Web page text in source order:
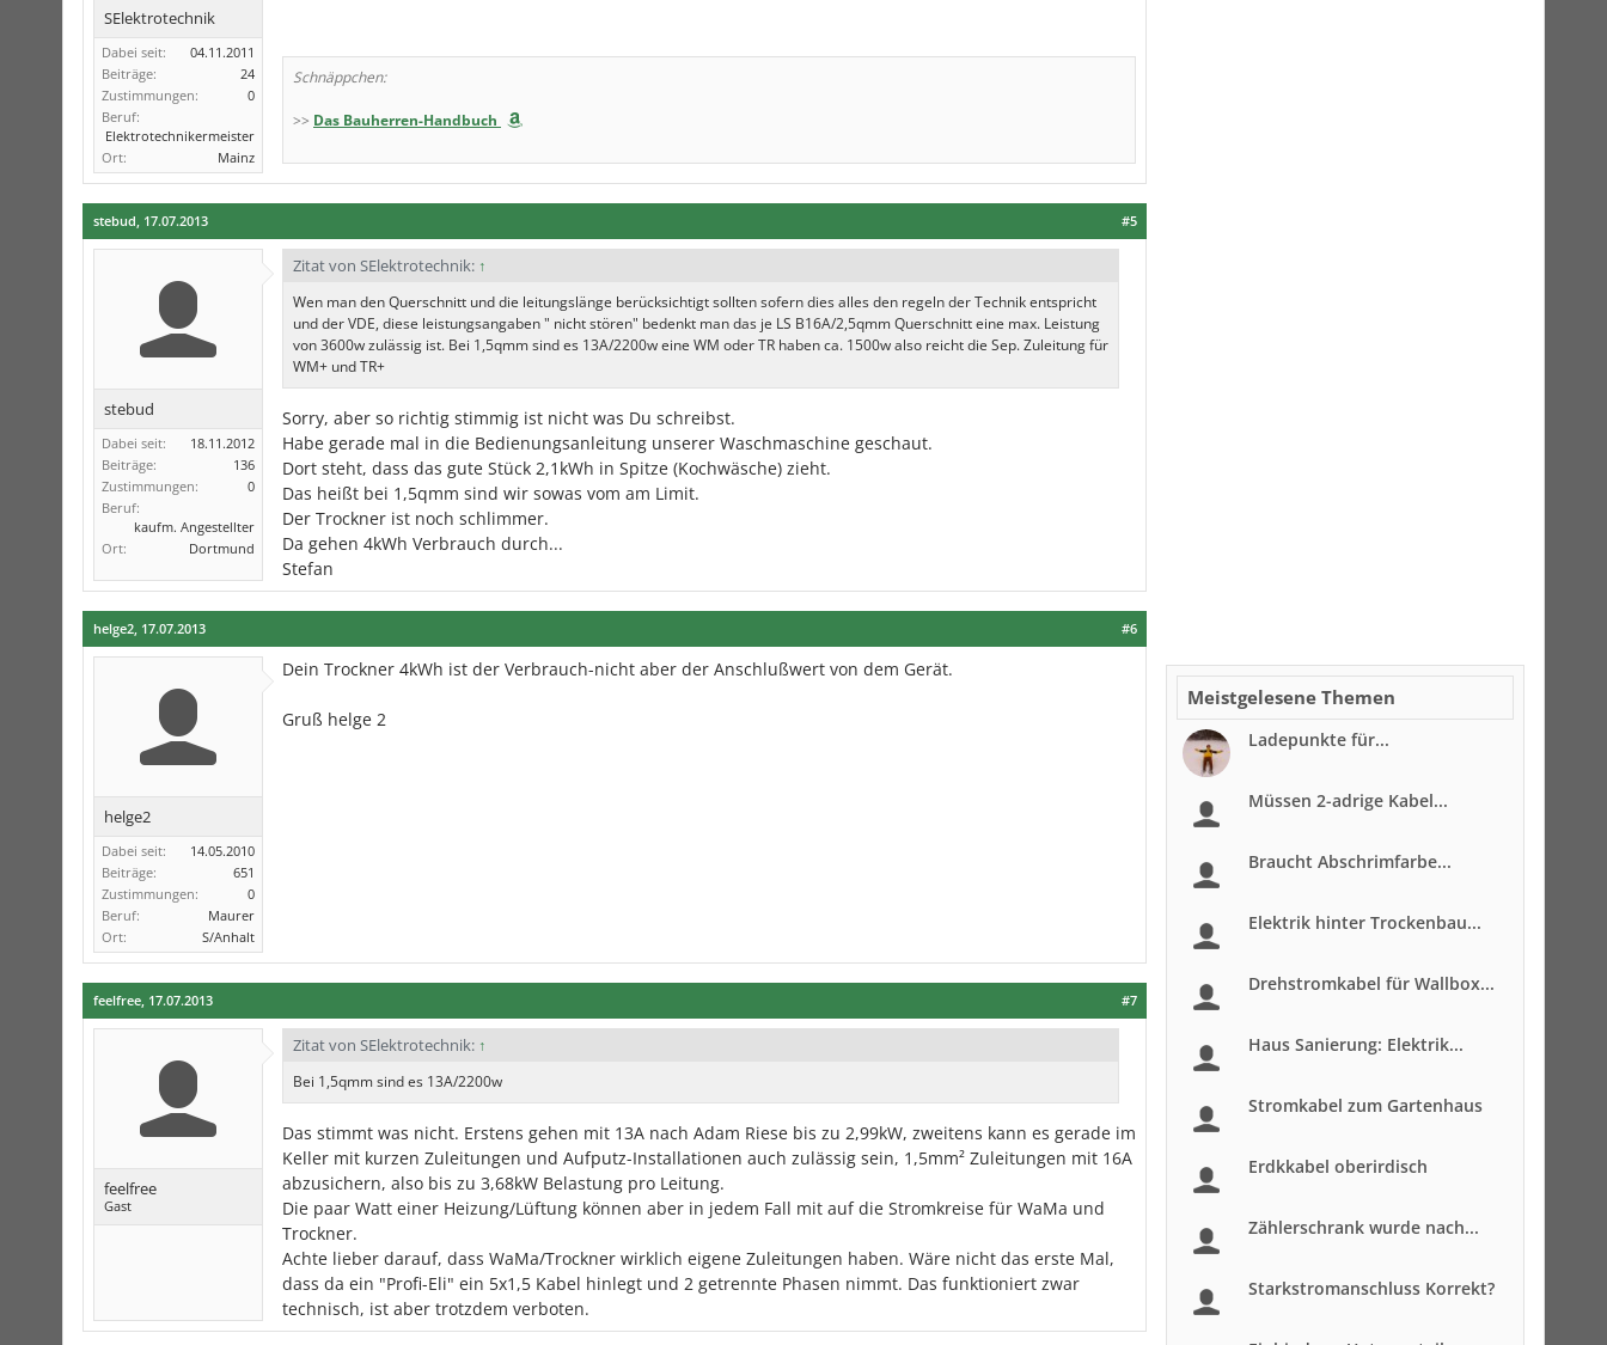
SElektrotechnik
Dabei seit:
04.11.2011
Beiträge:
24
Zustimmungen:
0
Beruf:
Elektrotechnikermeister
Ort:
Mainz
Schnäppchen:
>> Das Bauherren-Handbuch
#5
stebud, 17.07.2013
stebud
Dabei seit:
18.11.2012
Beiträge:
136
Zustimmungen:
0
Beruf:
kaufm. Angestellter
Ort:
Dortmund
Zitat von SElektrotechnik: ↑
Wen man den Querschnitt und die leitungslänge berücksichtigt sollten sofern dies alles den regeln der Technik entspricht
und der VDE, diese leistungsangaben " nicht stören" bedenkt man das je LS B16A/2,5qmm Querschnitt eine max. Leistung
von 3600w zulässig ist. Bei 1,5qmm sind es 13A/2200w eine WM oder TR haben ca. 1500w also reicht die Sep. Zuleitung für
WM+ und TR+
Sorry, aber so richtig stimmig ist nicht was Du schreibst.
Habe gerade mal in die Bedienungsanleitung unserer Waschmaschine geschaut.
Dort steht, dass das gute Stück 2,1kWh in Spitze (Kochwäsche) zieht.
Das heißt bei 1,5qmm sind wir sowas vom am Limit.
Der Trockner ist noch schlimmer.
Da gehen 4kWh Verbrauch durch...
Stefan
#6
helge2, 17.07.2013
helge2
Dabei seit:
14.05.2010
Beiträge:
651
Zustimmungen:
0
Beruf:
Maurer
Ort:
S/Anhalt
Dein Trockner 4kWh ist der Verbrauch-nicht aber der Anschlußwert von dem Gerät.
Gruß helge 2
#7
feelfree, 17.07.2013
feelfree
Gast
Zitat von SElektrotechnik: ↑
Bei 1,5qmm sind es 13A/2200w
Das stimmt was nicht. Erstens gehen mit 13A nach Adam Riese bis zu 2,99kW, zweitens kann es gerade im
Keller mit kurzen Zuleitungen und Aufputz-Installationen auch zulässig sein, 1,5mm² Zuleitungen mit 16A
abzusichern, also bis zu 3,68kW Belastung pro Leitung.
Die paar Watt einer Heizung/Lüftung können aber in jedem Fall mit auf die Stromkreise für WaMa und
Trockner.
Achte lieber darauf, dass WaMa/Trockner wirklich eigene Zuleitungen haben. Wäre nicht das erste Mal,
dass da ein "Profi-Eli" ein 5x1,5 Kabel hinlegt und 2 getrennte Phasen nimmt. Das funktioniert zwar
technisch, ist aber trotzdem verboten.
Meistgelesene Themen
Ladepunkte für...
Müssen 2-adrige Kabel...
Braucht Abschrimfarbe...
Elektrik hinter Trockenbau...
Drehstromkabel für Wallbox...
Haus Sanierung: Elektrik...
Stromkabel zum Gartenhaus
Erdkkabel oberirdisch
Zählerschrank wurde nach...
Starkstromanschluss Korrekt?